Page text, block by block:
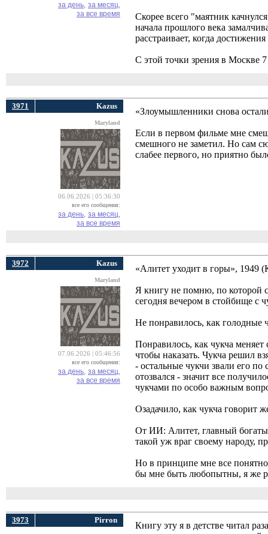
за день, за месяц,
за все время
Скорее всего "маятник
начала прошлого века
расстраивает, когда
С этой точки зрения в Москве
3971 Kazus
Maryland
06.06.2026 | 05:36:30
все его сообщения:
за день, за месяц,
за все время
«Злоумышленники снова
Если в первом фильме мне
смешного не заметил. Но сам
слабее первого, но приятно
3972 Kazus
Maryland
07.06.2026 | 05:46:56
все его сообщения:
за день, за месяц,
за все время
«Алитет уходит в горы», 1949
Я книгу не помню, по которой
сегодня вечером в стойбище с
Не понравилось, как голодные
Понравилось, как чукча меняет
чтобы наказать. Чукча решил
- остальные чукчи звали его
отозвался - значит все
чукчами по особо важным
Озадачило, как чукча говорит
От ИИ: Алитет, главный
такой уж враг своему народу,
Но в принципе мне все
бы мне быть любопытны, я же
3973 Pirron
Книгу эту я в детстве читал